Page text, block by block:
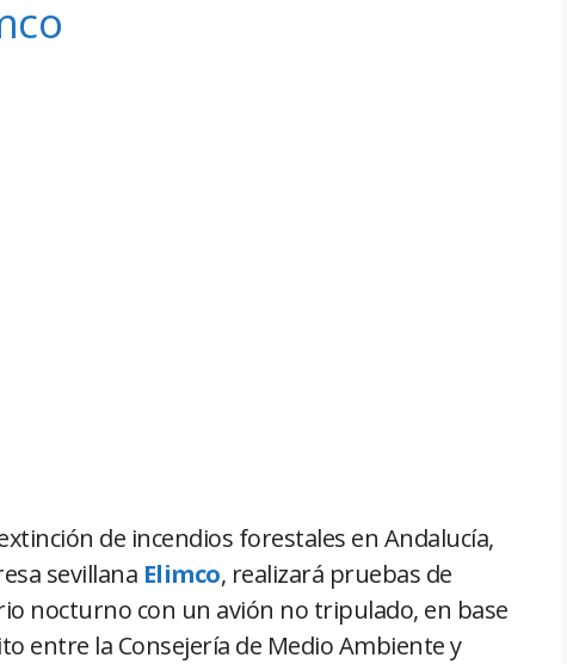
de incendios forestales en Andalucía,
sevillana Elimco, realizará pruebas de
nocturno con un avión no tripulado, en base
entre la Consejería de Medio Ambiente y